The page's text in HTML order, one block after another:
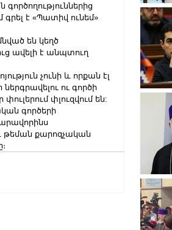
է «Պատիվ ունեմ»
են կեղծ
ավելի է անպտուղ
չունի և որքան էլ
ու գործի
փլուզվում են:
գործերի
թեման քարոզչական